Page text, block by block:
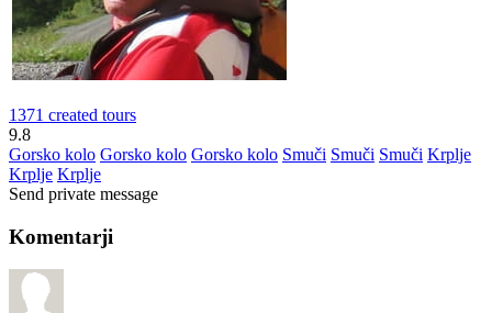
1371 created tours
9.8
Gorsko kolo Gorsko kolo Gorsko kolo Smuči Smuči Smuči Krplje
Krplje Krplje
Send private message
Komentarji